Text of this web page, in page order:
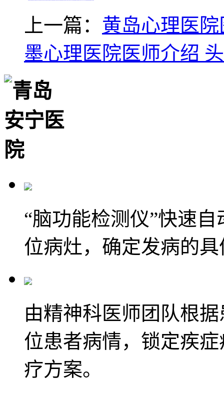
上一篇： 黄岛心理医
墨心理医院医师介绍
“脑功能检测仪”快速
位病灶，确定发病的
由精神科医师团队根
位患者病情，锁定疾
疗方案。